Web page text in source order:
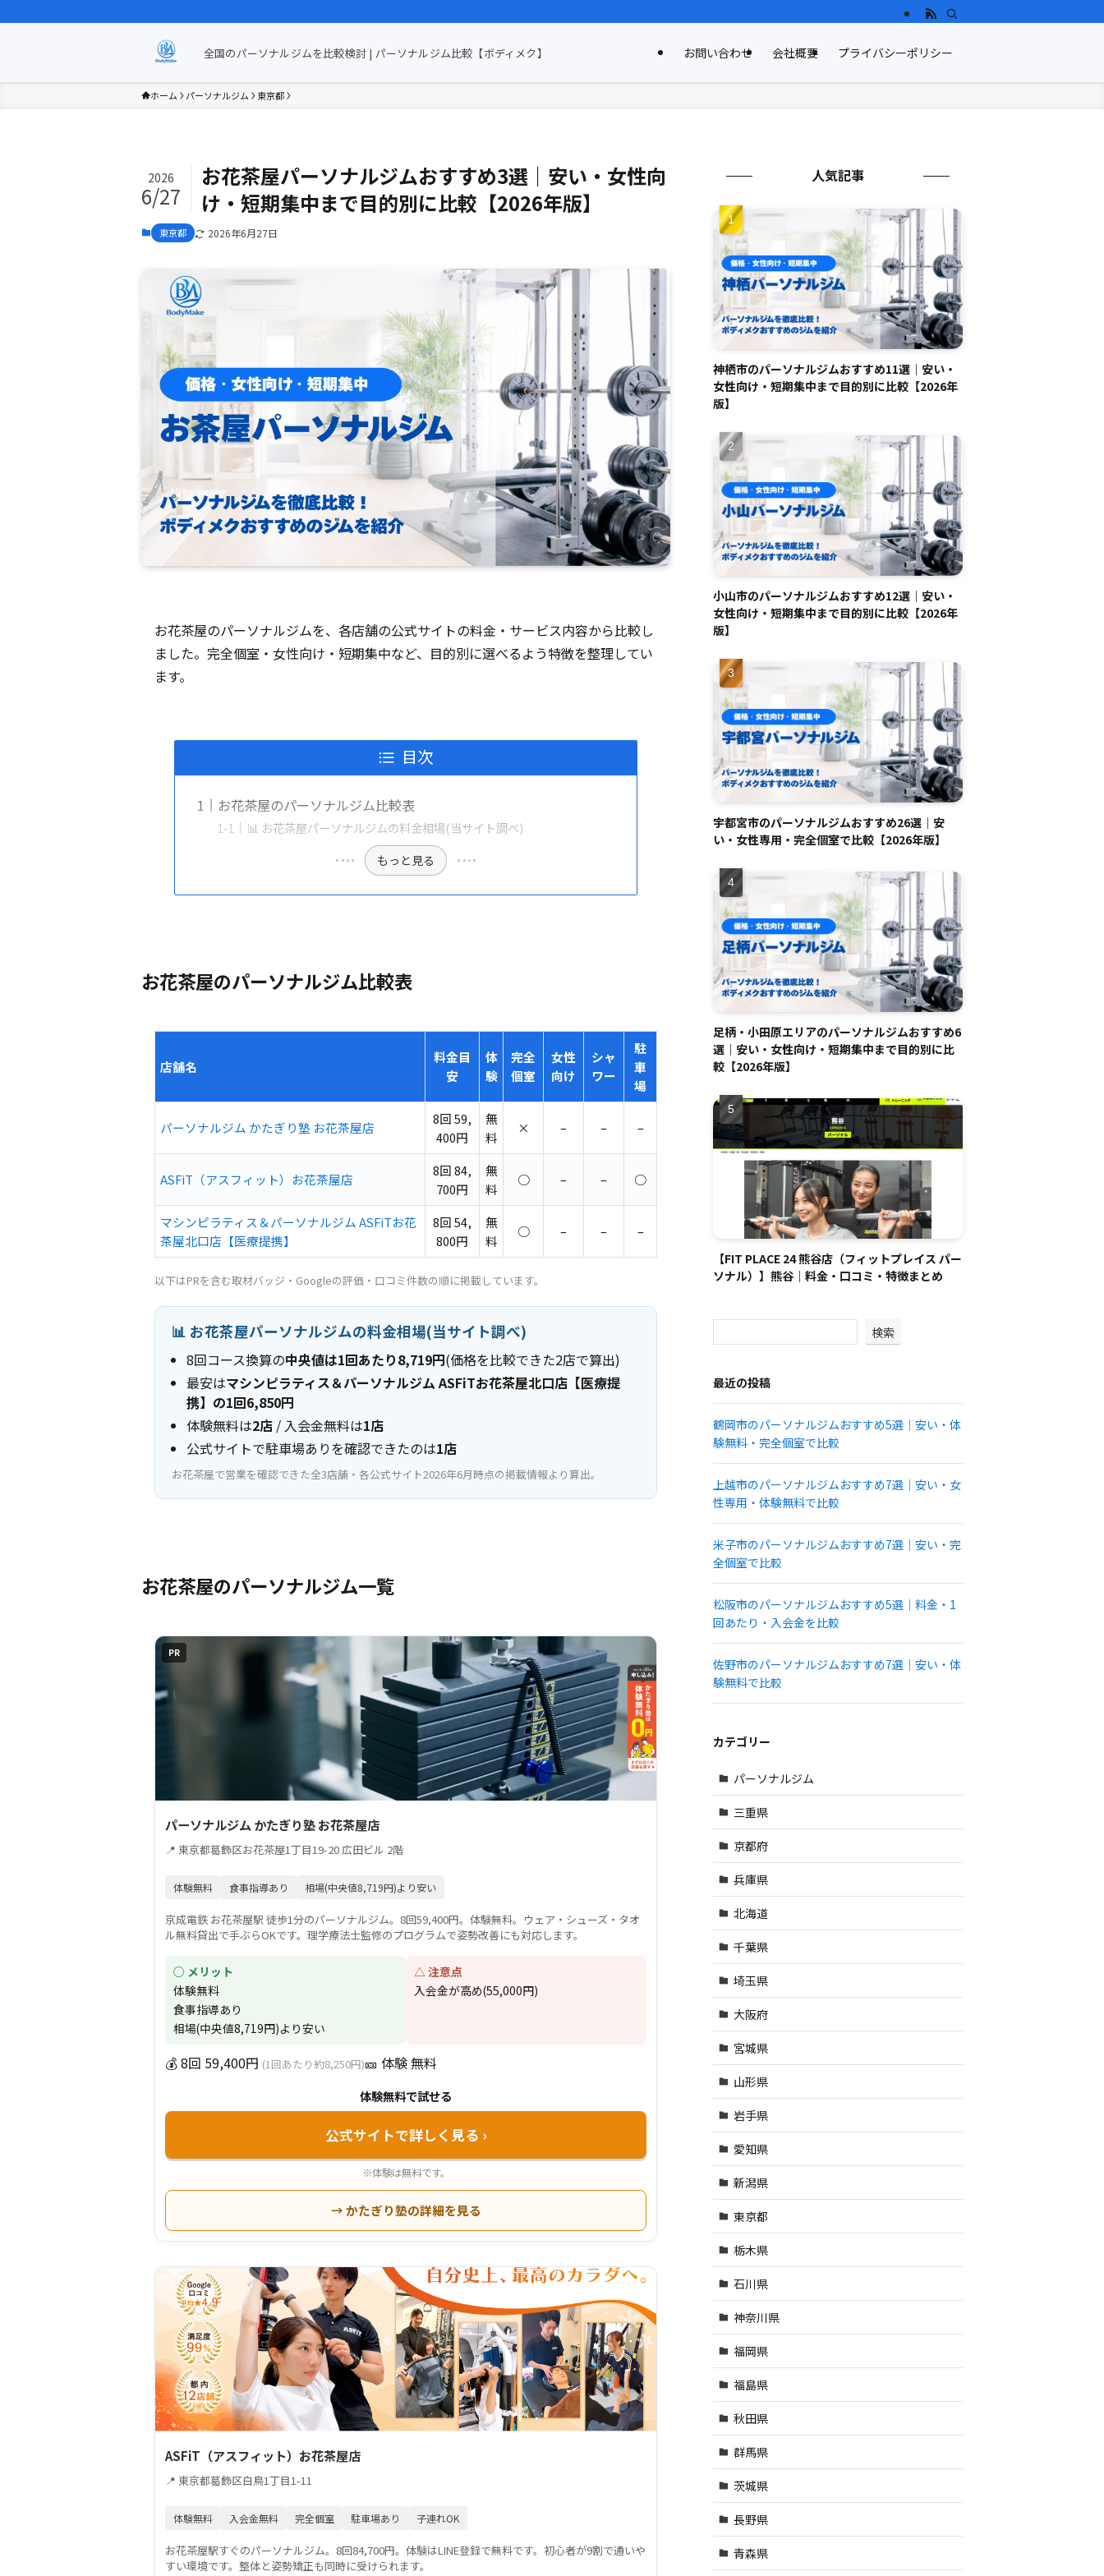
全国のパーソナルジムを比較検討 | パーソナルジム比較【ボディメク】 お問い合わせ 会社概要 プライバシーポリシー
ホーム パーソナルジム 東京都
お花茶屋パーソナルジムおすすめ3選｜安い・女性向
け・短期集中まで目的別に比較【2026年版】
2026
6/27
東京都 2026年6月27日
お花茶屋のパーソナルジムを、各店舗の公式サイトの料金・サービス内容から比較し
ました。完全個室・女性向け・短期集中など、目的別に選べるよう特徴を整理してい
ます。
目次
お花茶屋のパーソナルジム比較表
📊 お花茶屋パーソナルジムの料金相場(当サイト調べ)
もっと見る
お花茶屋のパーソナルジム比較表
店舗名
料金目
安
体
験
完全
個室
女性
向け
シャ
ワー
駐
車
場
パーソナルジム かたぎり塾 お花茶屋店
8回 59,
400円
無
料
× – – –
ASFiT（アスフィット）お花茶屋店
8回 84,
700円
無
料
○ – – ○
マシンピラティス＆パーソナルジム ASFiTお花
茶屋北口店【医療提携】
8回 54,
800円
無
料
○ – – –
以下はPRを含む取材バッジ・Googleの評価・口コミ件数の順に掲載しています。
📊 お花茶屋パーソナルジムの料金相場(当サイト調べ)
8回コース換算の中央値は1回あたり8,719円(価格を比較できた2店で算出)
最安はマシンピラティス＆パーソナルジム ASFiTお花茶屋北口店【医療提
携】の1回6,850円
体験無料は2店/ 入会金無料は1店
公式サイトで駐車場ありを確認できたのは1店
お花茶屋で営業を確認できた全3店舗・各公式サイト2026年6月時点の掲載情報より算出。
お花茶屋のパーソナルジム一覧
PR
パーソナルジム かたぎり塾 お花茶屋店
📍 東京都葛飾区お花茶屋1丁目19-20 広田ビル 2階
体験無料 食事指導あり 相場(中央値8,719円)より安い
京成電鉄 お花茶屋駅 徒歩1分のパーソナルジム。8回59,400円。体験無料。ウェア・シューズ・タオ
ル無料貸出で手ぶらOKです。理学療法士監修のプログラムで姿勢改善にも対応します。
○ メリット
体験無料
食事指導あり
相場(中央値8,719円)より安い
△ 注意点
入会金が高め(55,000円)
💰 8回 59,400円 (1回あたり約8,250円)🎫 体験 無料
体験無料で試せる
公式サイトで詳しく見る ›
※体験は無料です。
→ かたぎり塾の詳細を見る
ASFiT（アスフィット）お花茶屋店
📍 東京都葛飾区白鳥1丁目1-11
体験無料 入会金無料 完全個室 駐車場あり 子連れOK
お花茶屋駅すぐのパーソナルジム。8回84,700円。体験はLINE登録で無料です。初心者が9割で通いや
すい環境です。整体と姿勢矯正も同時に受けられます。
人気記事
神栖市のパーソナルジムおすすめ11選｜安い・
女性向け・短期集中まで目的別に比較【2026年
版】
小山市のパーソナルジムおすすめ12選｜安い・
女性向け・短期集中まで目的別に比較【2026年
版】
宇都宮市のパーソナルジムおすすめ26選｜安
い・女性専用・完全個室で比較【2026年版】
足柄・小田原エリアのパーソナルジムおすすめ6
選｜安い・女性向け・短期集中まで目的別に比
較【2026年版】
【FIT PLACE 24 熊谷店（フィットプレイス パー
ソナル）】熊谷｜料金・口コミ・特徴まとめ
検索
最近の投稿
鶴岡市のパーソナルジムおすすめ5選｜安い・体
験無料・完全個室で比較
上越市のパーソナルジムおすすめ7選｜安い・女
性専用・体験無料で比較
米子市のパーソナルジムおすすめ7選｜安い・完
全個室で比較
松阪市のパーソナルジムおすすめ5選｜料金・1
回あたり・入会金を比較
佐野市のパーソナルジムおすすめ7選｜安い・体
験無料で比較
カテゴリー
パーソナルジム
三重県
京都府
兵庫県
北海道
千葉県
埼玉県
大阪府
宮城県
山形県
岩手県
愛知県
新潟県
東京都
栃木県
石川県
神奈川県
福岡県
福島県
秋田県
群馬県
茨城県
長野県
青森県